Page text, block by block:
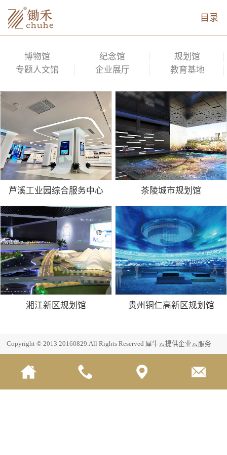
目录
博物馆 纪念馆
规划馆
专题人文馆
企业展厅 教育基地
芦溪工业园综合服务中心 茶陵城市规划馆
湘江新区规划馆 贵州铜仁高新区规划馆
Copyright © 2013 20160829.All Rights Reserved 犀牛云提供企业云服务